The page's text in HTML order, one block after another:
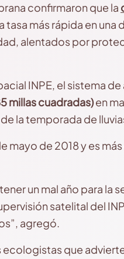
confirmaron que la
tasa más rápida en
alentados por
INPE, el sistema de
millas cuadradas)en
la temporada de
mayo de 2018 y es
un mal año para la
satelital del
agregó.
que